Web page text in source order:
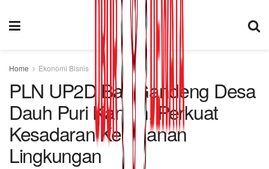
Home Ekonomi Bisnis
PLN UP2D Bali Gandeng Desa
Dauh Puri Kangin, Perkuat
Kesadaran Keamanan
Lingkungan